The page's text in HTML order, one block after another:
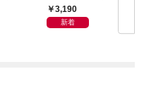
の先へ――15人が見た
民主主義の景色――
3,190
新着